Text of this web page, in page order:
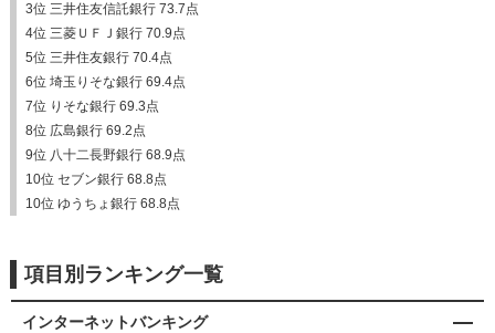
3位 三井住友信託銀行 73.7点
4位 三菱ＵＦＪ銀行 70.9点
5位 三井住友銀行 70.4点
6位 埼玉りそな銀行 69.4点
7位 りそな銀行 69.3点
8位 広島銀行 69.2点
9位 八十二長野銀行 68.9点
10位 セブン銀行 68.8点
10位 ゆうちょ銀行 68.8点
項目別ランキング一覧
インターネットバンキング